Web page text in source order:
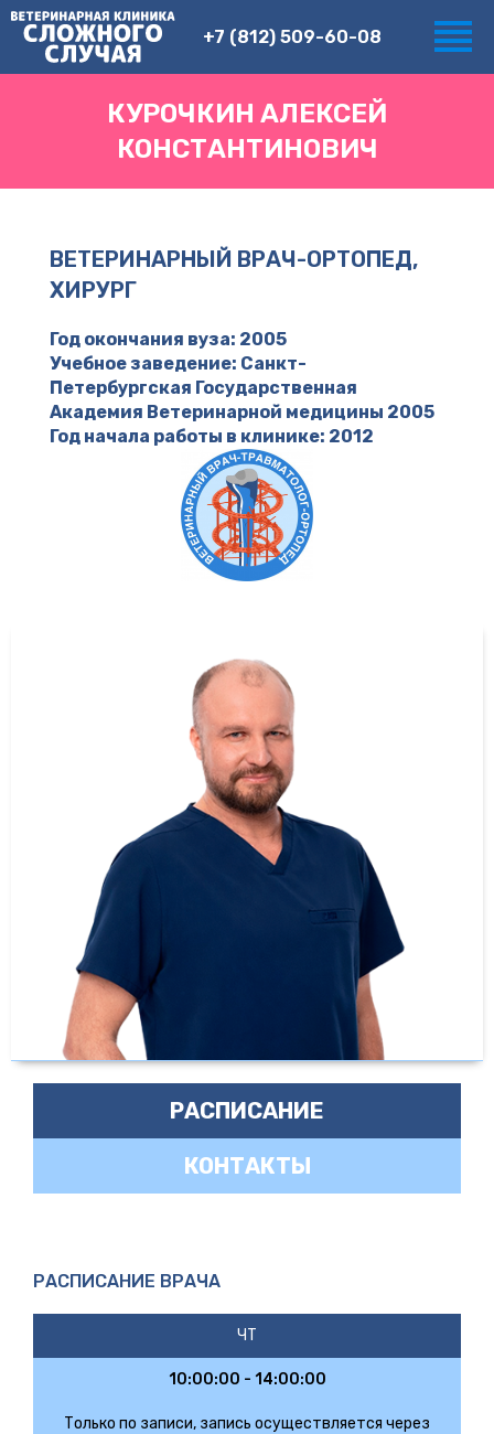
+7 (812) 509-60-08
КУРОЧКИН АЛЕКСЕЙ
КОНСТАНТИНОВИЧ
ВЕТЕРИНАРНЫЙ ВРАЧ-ОРТОПЕД,
ХИРУРГ
Год окончания вуза: 2005
Учебное заведение: Санкт-
Петербургская Государственная
Академия Ветеринарной медицины 2005
Год начала работы в клинике: 2012
РАСПИСАНИЕ
КОНТАКТЫ
РАСПИСАНИЕ ВРАЧА
ЧТ
10:00:00 - 14:00:00
Только по записи, запись осуществляется через